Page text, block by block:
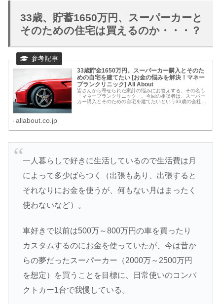
33歳、貯蓄1650万円、スーパーカーと
そのための住宅は買えるのか・・・？
33歳貯金1650万円。スーパーカー購入とそのた
めの自宅を建てたい [お金の悩みを解決！マネー
プランクリニック] All About
皆さんから寄せられた家計の悩みにお答えする、その名も
「マネープランクリニック」。今回の相談者は、スーパー
カー購入とそのための自宅を建てたいという33歳の会社員
allabout.co.jp
一人暮らしで好きに生活しているので生活費は月
によって多少ばらつく（出張もあり、出張すると
それなりにお金を使うが、何もない月はまったく
使わないなど）。
車好きで以前は500万～800万円の車を買ったり
カスタムするのにお金を使っていたが、今は昔か
らの夢だったスーパーカー（2000万～2500万円
を想定）を買うことを目標に、日常使いのコンパ
クトカー1台で我慢している。